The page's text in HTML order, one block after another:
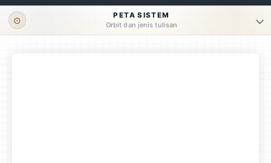
⊙
PETA SISTEM
Orbit dan jenis tulisan